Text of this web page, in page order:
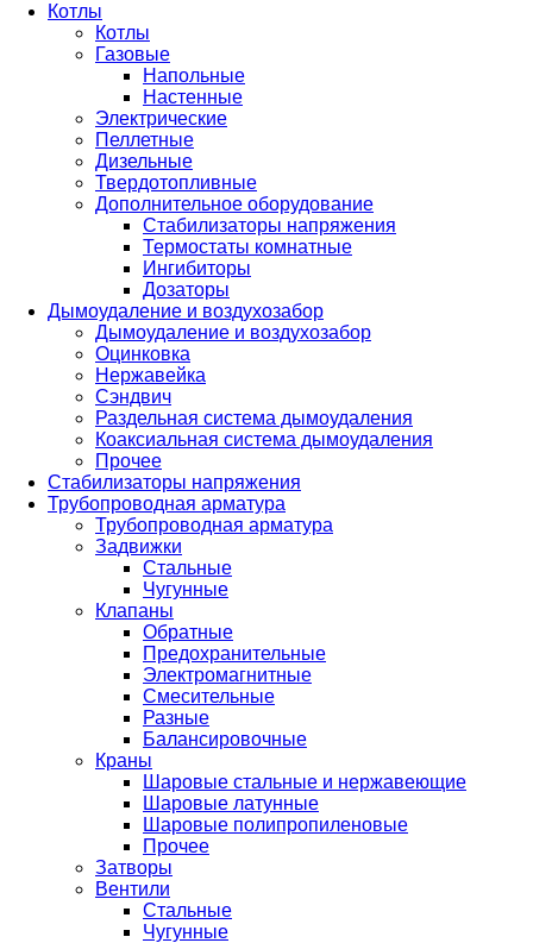
Котлы
Котлы
Газовые
Напольные
Настенные
Электрические
Пеллетные
Дизельные
Твердотопливные
Дополнительное оборудование
Стабилизаторы напряжения
Термостаты комнатные
Ингибиторы
Дозаторы
Дымоудаление и воздухозабор
Дымоудаление и воздухозабор
Оцинковка
Нержавейка
Сэндвич
Раздельная система дымоудаления
Коаксиальная система дымоудаления
Прочее
Стабилизаторы напряжения
Трубопроводная арматура
Трубопроводная арматура
Задвижки
Стальные
Чугунные
Клапаны
Обратные
Предохранительные
Электромагнитные
Смесительные
Разные
Балансировочные
Краны
Шаровые стальные и нержавеющие
Шаровые латунные
Шаровые полипропиленовые
Прочее
Затворы
Вентили
Стальные
Чугунные